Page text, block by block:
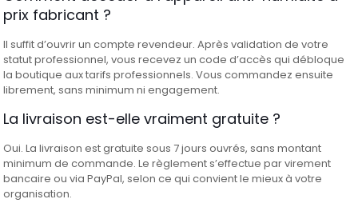
prix fabricant ?
Il suffit d’ouvrir un compte revendeur. Après validation de votre
statut professionnel, vous recevez un code d’accès qui débloque
la boutique aux tarifs professionnels. Vous commandez ensuite
librement, sans minimum ni engagement.
La livraison est-elle vraiment gratuite ?
Oui. La livraison est gratuite sous 7 jours ouvrés, sans montant
minimum de commande. Le règlement s’effectue par virement
bancaire ou via PayPal, selon ce qui convient le mieux à votre
organisation.